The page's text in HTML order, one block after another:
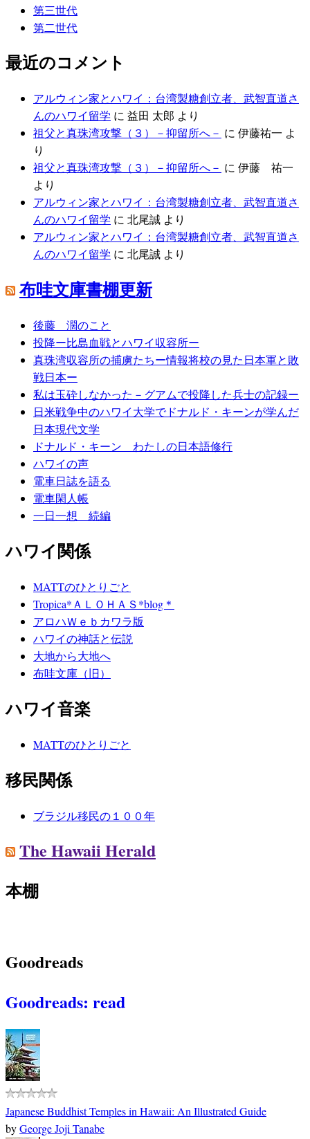
第三世代
第二世代
最近のコメント
アルウィン家とハワイ：台湾製糖創立者、武智直道さ
んのハワイ留学 に 益田 太郎 より
祖父と真珠湾攻撃（３）－抑留所へ－ に 伊藤祐一 よ
り
祖父と真珠湾攻撃（３）－抑留所へ－ に 伊藤 祐一
より
アルウィン家とハワイ：台湾製糖創立者、武智直道さ
んのハワイ留学 に 北尾誠 より
アルウィン家とハワイ：台湾製糖創立者、武智直道さ
んのハワイ留学 に 北尾誠 より
布哇文庫書棚更新
後藤 濶のこと
投降ー比島血戦とハワイ収容所ー
真珠湾収容所の捕虜たちー情報将校の見た日本軍と敗
戦日本ー
私は玉砕しなかった－グアムで投降した兵士の記録ー
日米戦争中のハワイ大学でドナルド・キーンが学んだ
日本現代文学
ドナルド・キーン わたしの日本語修行
ハワイの声
電車日誌を語る
電車閑人帳
一日一想 続編
ハワイ関係
MATTのひとりごと
Tropica*ＡＬＯＨＡＳ*blog＊
アロハＷｅｂカワラ版
ハワイの神話と伝説
大地から大地へ
布哇文庫（旧）
ハワイ音楽
MATTのひとりごと
移民関係
ブラジル移民の１００年
The Hawaii Herald
本棚
Goodreads
Goodreads: read
Japanese Buddhist Temples in Hawaii: An Illustrated Guide
byGeorge Joji Tanabe